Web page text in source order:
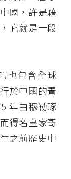
國，許是藉
它就是一段
也包含全球
於中國的青
年由穆勒琢
得名皇家哥
之前歷史中